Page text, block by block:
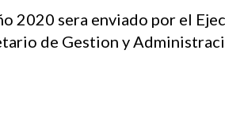
2020 sera enviado por el
de Gestion y